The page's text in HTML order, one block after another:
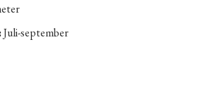
Juli-september